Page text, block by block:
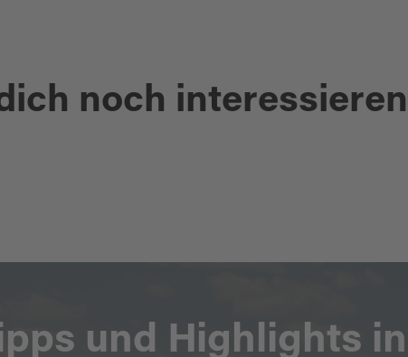
noch interessieren
und Highlights